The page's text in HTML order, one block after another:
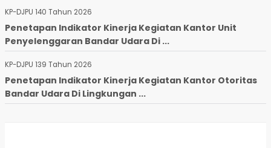
KP-DJPU 140 Tahun 2026
Penetapan Indikator Kinerja Kegiatan Kantor Unit
Penyelenggaran Bandar Udara Di ...
KP-DJPU 139 Tahun 2026
Penetapan Indikator Kinerja Kegiatan Kantor Otoritas
Bandar Udara Di Lingkungan ...